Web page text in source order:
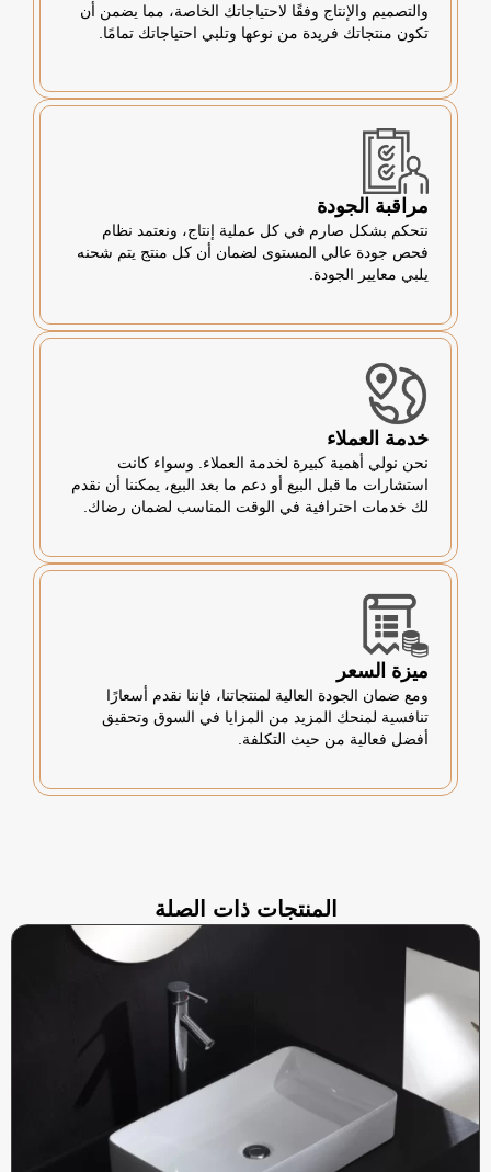
والتصميم والإنتاج وفقًا لاحتياجاتك الخاصة، مما يضمن أن
تكون منتجاتك فريدة من نوعها وتلبي احتياجاتك تمامًا.
مراقبة الجودة
نتحكم بشكل صارم في كل عملية إنتاج، ونعتمد نظام
فحص جودة عالي المستوى لضمان أن كل منتج يتم شحنه
يلبي معايير الجودة.
خدمة العملاء
نحن نولي أهمية كبيرة لخدمة العملاء. وسواء كانت
استشارات ما قبل البيع أو دعم ما بعد البيع، يمكننا أن نقدم
لك خدمات احترافية في الوقت المناسب لضمان رضاك.
ميزة السعر
ومع ضمان الجودة العالية لمنتجاتنا، فإننا نقدم أسعارًا
تنافسية لمنحك المزيد من المزايا في السوق وتحقيق
أفضل فعالية من حيث التكلفة.
المنتجات ذات الصلة